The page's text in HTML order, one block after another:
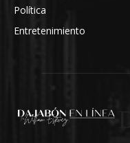
Política
Entretenimiento